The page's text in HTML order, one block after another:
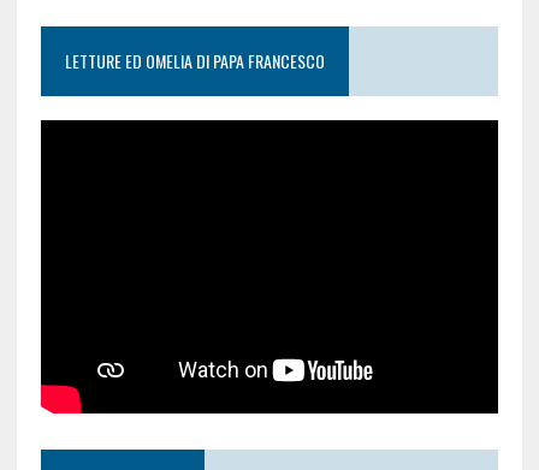
LETTURE ED OMELIA DI PAPA FRANCESCO